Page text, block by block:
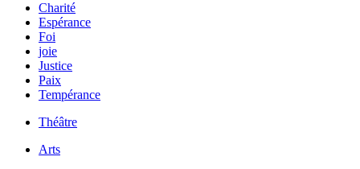
Charité
Espérance
Foi
joie
Justice
Paix
Tempérance
Théâtre
Arts